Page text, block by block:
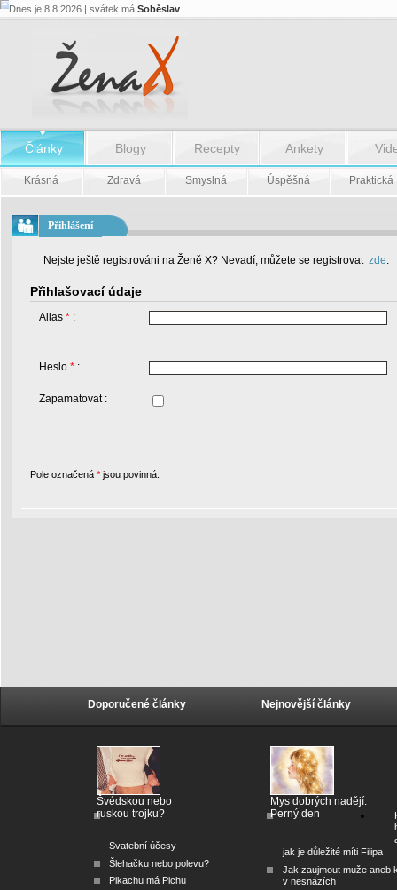
Dnes je 8.8.2026 | svátek má Soběslav
Články Blogy Recepty Ankety
Krásná Zdravá Smyslná Úspěšná Praktická
Přihlášení
Nejste ještě registrováni na Ženě X? Nevadí, můžete se registrovat zde.
Přihlašovací údaje
Alias * :
Heslo * :
Zapamatovat :
Pole označená * jsou povinná.
Doporučené články
Švédskou nebo
ruskou trojku?
Svatební účesy
Šlehačku nebo polevu?
Pikachu má Pichu
Nejnovější články
Mys dobrých nadějí:
Perný den
jak je důležité míti Filipa
Jak zaujmout muže aneb
v nesnázích